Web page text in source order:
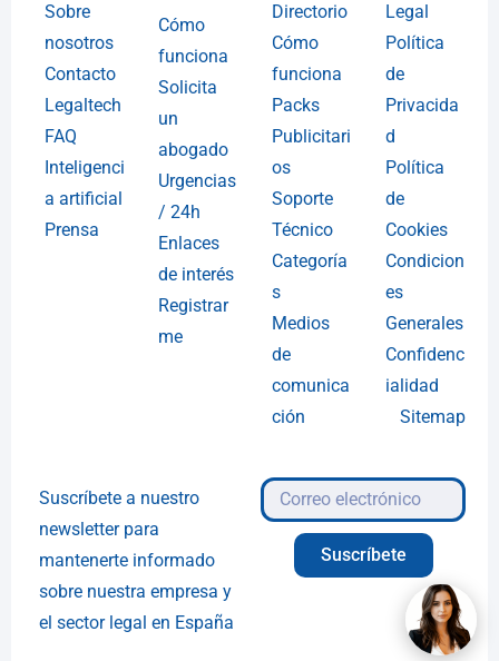
Sobre
nosotros
Contacto
Legaltech
FAQ
Inteligenci
a artificial
Prensa
Cómo
funciona
Solicita
un
abogado
Urgencias
/ 24h
Enlaces
de interés
Registrar
me
Directorio
Cómo
funciona
Packs
Publicitari
os
Soporte
Técnico
Categoría
s
Medios
de
comunica
ción
Legal
Política
de
Privacida
d
Política
de
Cookies
Condicion
es
Generales
Confidenc
ialidad
Sitemap
Suscríbete a nuestro
newsletter para
mantenerte informado
sobre nuestra empresa y
el sector legal en España
Suscríbete